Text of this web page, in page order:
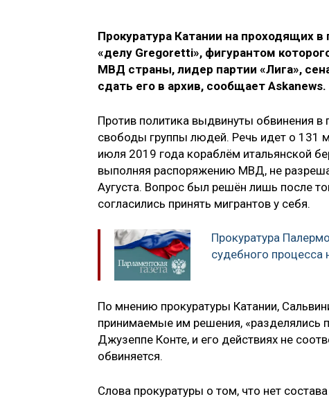
Прокуратура Катании на проходящих
«делу Gregoretti», фигурантом
МВД страны, лидер партии «Лига»,
сдать его в архив, сообщает Askanews.
Против политика выдвинуты обвинения
свободы группы людей. Речь идет о 131
июля 2019 года кораблём итальянской
выполняя распоряжению МВД, не
Аугуста. Вопрос был решён лишь после
согласились принять мигрантов у себя.
Прокуратура
судебного процесса
По мнению прокуратуры Катании,
принимаемые им решения, «разделялись
Джузеппе Конте, и его действиях не
обвиняется.
Слова прокуратуры о том, что нет